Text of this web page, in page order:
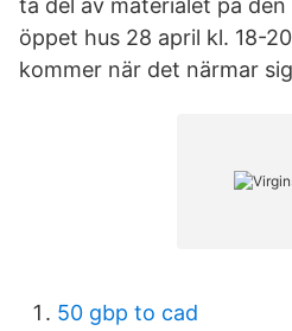
ta del av materialet på
öppet hus 28 april kl. 18-
kommer när det närmar
50 gbp to cad